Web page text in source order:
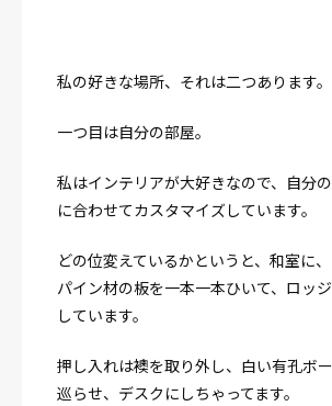
私の好きな場所、それは二つあります。
一つ目は自分の部屋。
私はインテリアが大好きなので、自分
に合わせてカスタマイズしています。
どの位変えているかというと、和室に
パイン材の板を一本一本ひいて、ロッ
しています。
押し入れは襖を取り外し、白い有孔ボ
巡らせ、デスクにしちゃってます。